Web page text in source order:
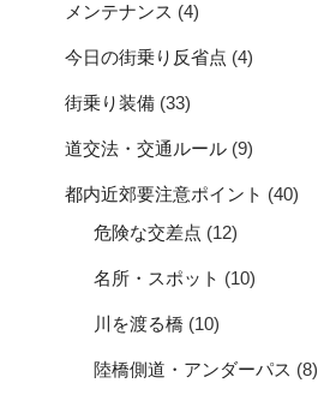
メンテナンス (4)
今日の街乗り反省点 (4)
街乗り装備 (33)
道交法・交通ルール (9)
都内近郊要注意ポイント (40)
危険な交差点 (12)
名所・スポット (10)
川を渡る橋 (10)
陸橋側道・アンダーパス (8)